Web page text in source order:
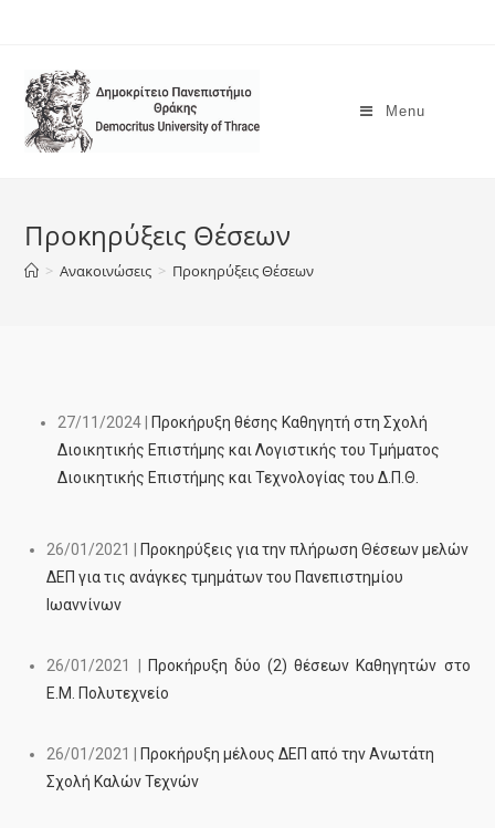
Menu
Προκηρύξεις Θέσεων
> Ανακοινώσεις > Προκηρύξεις Θέσεων
27/11/2024 | Προκήρυξη θέσης Καθηγητή στη Σχολή
Διοικητικής Επιστήμης και Λογιστικής του​ Τμήματος​
Διοικητικής Επιστήμης και Τεχνολογίας του Δ.Π.Θ.​
26/01/2021 | Προκηρύξεις για την πλήρωση Θέσεων μελών
ΔΕΠ για τις ανάγκες τμημάτων του Πανεπιστημίου
Ιωαννίνων
26/01/2021 |
Προκήρυξη δύο (2) θέσεων Καθηγητών στο
Ε.Μ. Πολυτεχνείο
26/01/2021 | Προκήρυξη μέλους ΔΕΠ από την Ανωτάτη
Σχολή Καλών Τεχνών